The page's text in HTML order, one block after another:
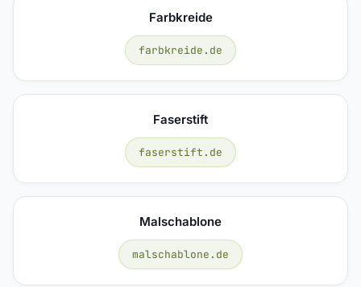
Farbkreide
farbkreide.de
Faserstift
faserstift.de
Malschablone
malschablone.de